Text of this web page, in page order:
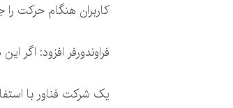
کاربران هنگام حرکت
فراوندورفر افزود: اگر
یک شرکت فناور با